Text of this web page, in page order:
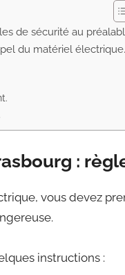
de sécurité au
du matériel électrique.
:
vous devez
instructions :